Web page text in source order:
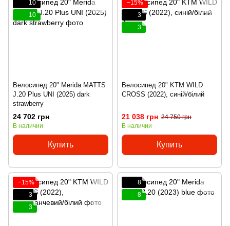
10
10
Велосипед 20" Merida MATTS
J.20 Plus UNI (2025) dark
strawberry
24 702 грн
В наличии
Купить
−15%
3
3
Велосипед 20" KTM WILD
CROSS (2022), синій/білий
21 038 грн 24 750 грн
В наличии
Купить
−15%
3
3
8
8